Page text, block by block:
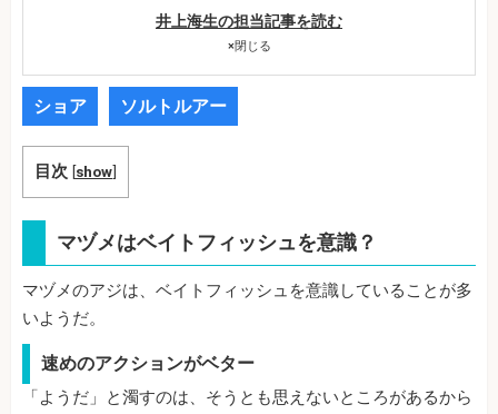
井上海生の担当記事を読む
×閉じる
ショア ソルトルアー
目次 [show]
マヅメはベイトフィッシュを意識？
マヅメのアジは、ベイトフィッシュを意識していることが多
いようだ。
速めのアクションがベター
「ようだ」と濁すのは、そうとも思えないところがあるから